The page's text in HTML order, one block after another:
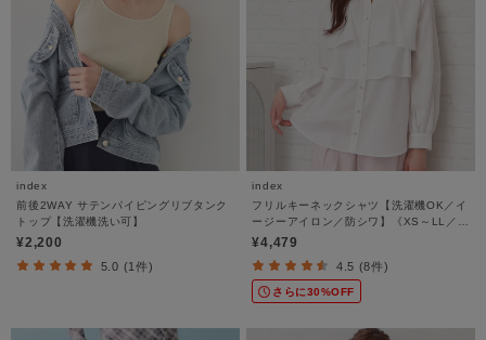
index
前後2WAY サテンパイピングリブタンク
トップ【洗濯機洗い可】
¥2,200
5.0 (1件)
index
フリルキーネックシャツ【洗濯機OK／イ
ージーアイロン／防シワ】《XS～LL／
7col》
¥4,479
4.5 (8件)
さらに30%OFF